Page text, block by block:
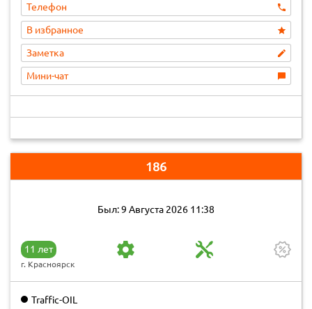
Телефон
В избранное
Заметка
Мини-чат
186
Был: 9 Августа 2026 11:38
11 лет
г. Красноярск
Traffic-OIL